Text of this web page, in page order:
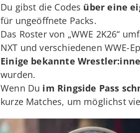
Du gibst die Codes über eine
für ungeöffnete Packs.
Das Roster von „WWE 2K26“
NXT und verschiedenen WWE-
Einige bekannte
wurden.
Wenn Du im Ringside Pass
kurze Matches, um möglichst